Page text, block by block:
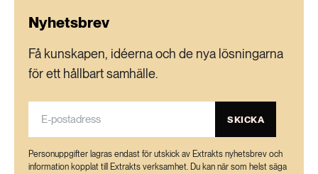
360 ARTIKLAR
Social hållbarhet
Transport
473 ARTIKLAR
Vatten
Nyhetsbrev
Få kunskapen, idéerna och de nya lösningarna
för ett hållbart samhälle.
SKICKA
Personuppgifter lagras endast för utskick av Extrakts nyhetsbrev och
information kopplat till Extrakts verksamhet. Du kan när som helst säga